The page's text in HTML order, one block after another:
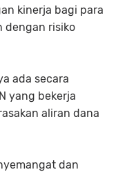
kinerja bagi para
dengan risiko
ada secara
yang bekerja
aliran dana
dan